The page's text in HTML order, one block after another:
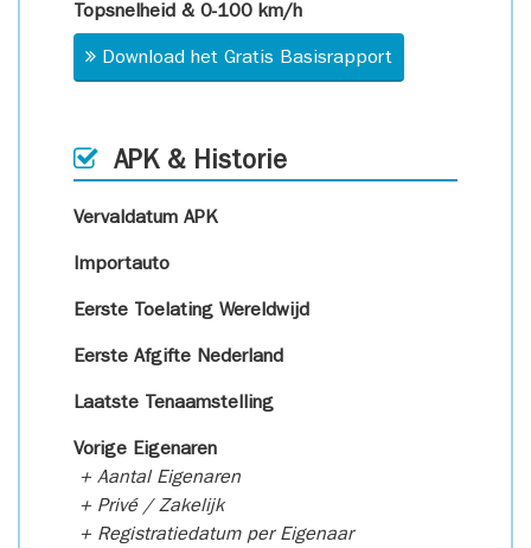
Topsnelheid & 0-100 km/h
Download het Gratis Basisrapport
APK & Historie
Vervaldatum APK
Importauto
Eerste Toelating Wereldwijd
Eerste Afgifte Nederland
Laatste Tenaamstelling
Vorige Eigenaren
+ Aantal Eigenaren
+ Privé / Zakelijk
+ Registratiedatum per Eigenaar